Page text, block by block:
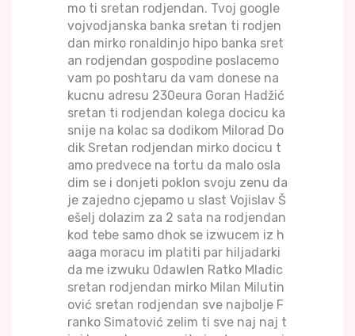
mo ti sretan rodjendan. Tvoj google
vojvodjanska banka sretan ti rodjen
dan mirko ronaldinjo hipo banka sret
an rodjendan gospodine poslacemo
vam po poshtaru da vam donese na
kucnu adresu 230eura Goran Hadžić
sretan ti rodjendan kolega docicu ka
snije na kolac sa dodikom Milorad Do
dik Sretan rodjendan mirko docicu t
amo predvece na tortu da malo osla
dim se i donjeti poklon svoju zenu da
je zajedno cjepamo u slast Vojislav Š
ešelj dolazim za 2 sata na rodjendan
kod tebe samo dhok se izwucem iz h
aaga moracu im platiti par hiljadarki
da me izwuku 0dawlen Ratko Mladic
sretan rodjendan mirko Milan Milutin
ović sretan rodjendan sve najbolje F
ranko Simatović zelim ti sve naj naj t